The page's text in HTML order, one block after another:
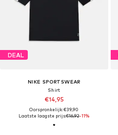
DEAL
NIKE SPORTSWEAR
Shirt
€14,95
Oorspronkelijk: €39,90
Laatste laagste prijs:€16,92-11%